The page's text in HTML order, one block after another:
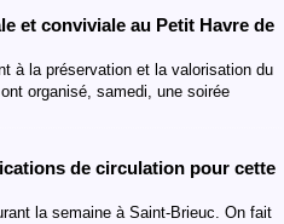
et conviviale au Petit Havre de
à la préservation et la valorisation du
organisé, samedi, une soirée
de circulation pour cette
la semaine à Saint-Brieuc. On fait